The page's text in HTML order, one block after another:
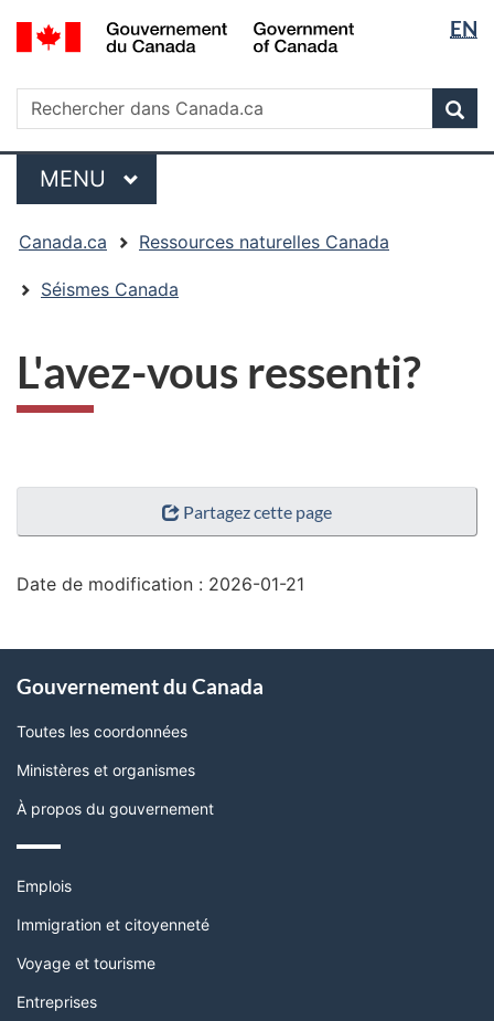
Passer
au
principal
Passer
à
sujet
du
gouvernement »
Passer
à
version
HTML
simplifiée
la
langue
EN
Rechercher
Rechercher
dans
Canada.ca
Menu
MENU PRINCIPAL
êtes
ici
Canada.ca Ressources naturelles Canada
Séismes Canada
L'avez-vous ressenti?
"Détails
page"
Partagez cette page
Date de modification : 2026-01-21
propos
de
ce
Gouvernement du Canada
Toutes les coordonnées
Ministères et organismes
À propos du gouvernement
Thèmes
sujets
Emplois
Immigration et citoyenneté
Voyage et tourisme
Entreprises